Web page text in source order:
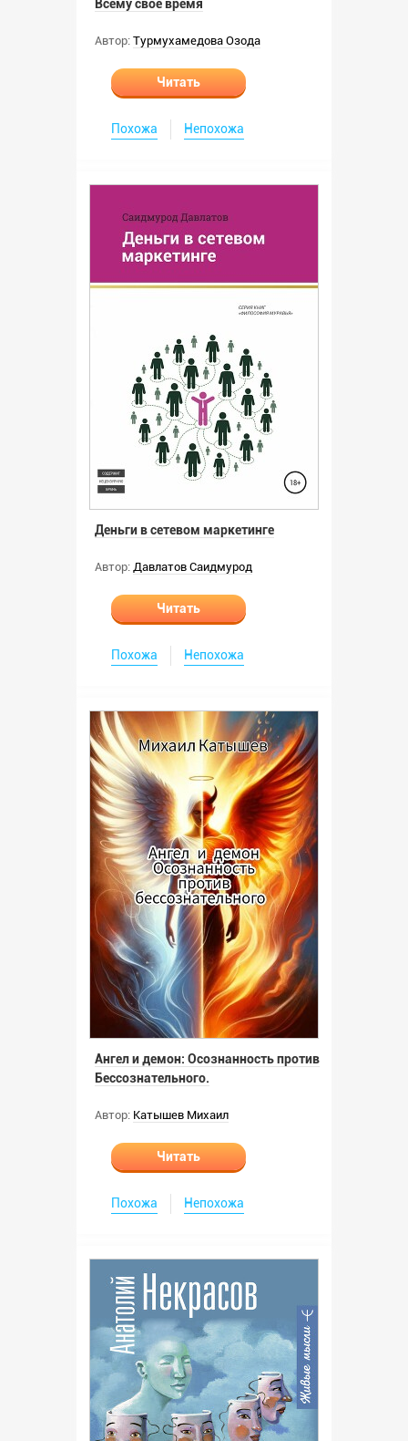
Всему свое время
Автор: Турмухамедова Озода
Читать
Похожа Непохожа
Деньги в сетевом маркетинге
Автор: Давлатов Саидмурод
Читать
Похожа Непохожа
Ангел и демон: Осознанность против
Бессознательного.
Автор: Катышев Михаил
Читать
Похожа Непохожа